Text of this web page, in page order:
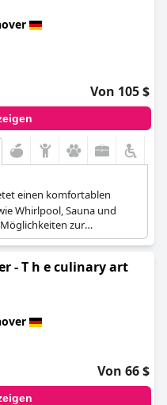
und dem Service.
Von 105 $
einen komfortablen
Whirlpool, Sauna und
zur
- T h e culinary art
Von 66 $